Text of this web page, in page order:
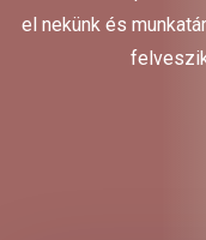
el nekünk és